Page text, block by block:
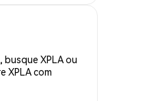
, busque XPLA ou
XPLA com